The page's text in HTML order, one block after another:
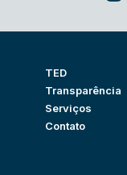
TED
Transparência
Serviços
Contato